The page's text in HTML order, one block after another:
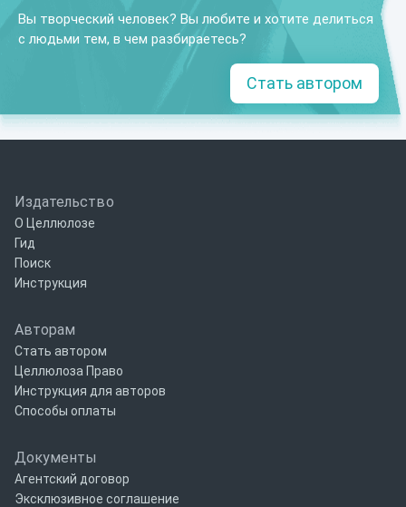
Вы творческий человек? Вы любите и хотите делиться
с людьми тем, в чем разбираетесь?
Стать автором
Издательство
О Целлюлозе
Гид
Поиск
Инструкция
Авторам
Стать автором
Целлюлоза Право
Инструкция для авторов
Способы оплаты
Документы
Агентский договор
Эксклюзивное соглашение